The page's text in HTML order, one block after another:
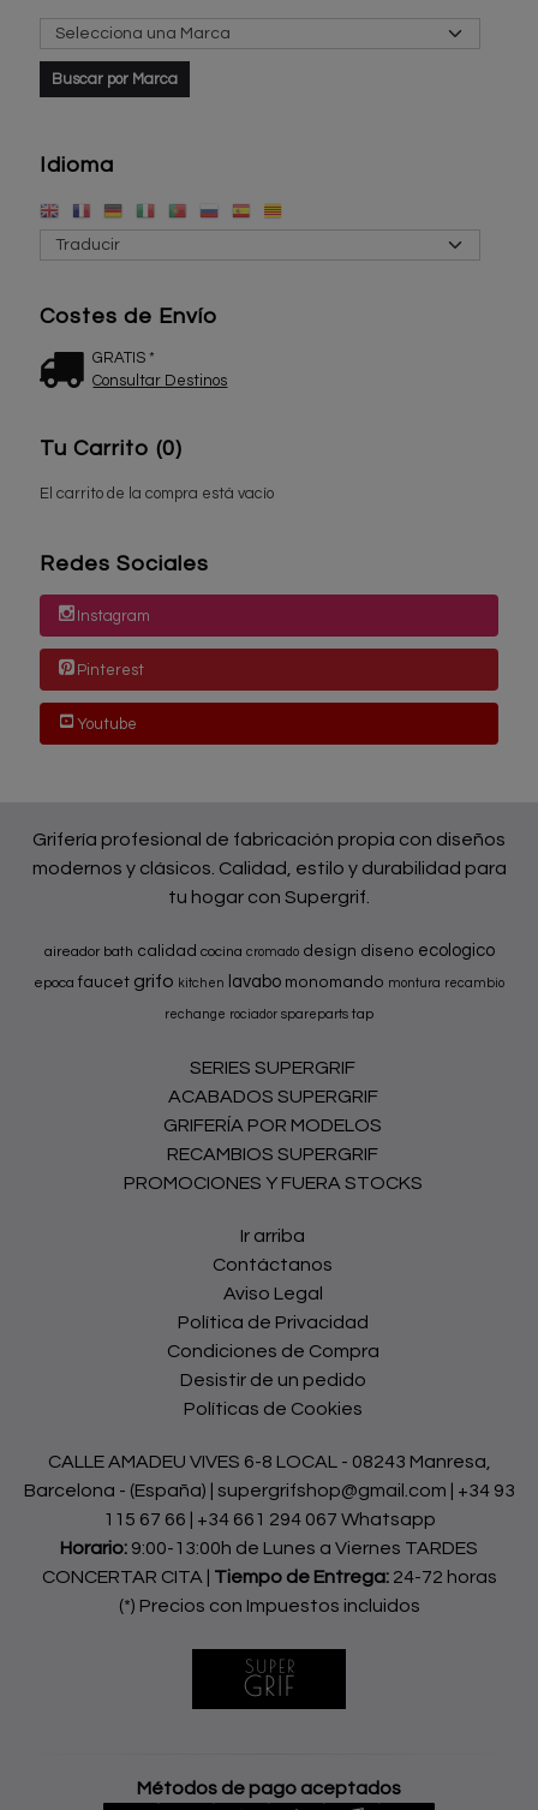
Idioma
Costes de Envío
GRATIS *
Consultar Destinos
Tu Carrito (0)
El carrito de la compra está vacío
Redes Sociales
Instagram
Pinterest
Youtube
Grifería profesional de fabricación propia con diseños
modernos y clásicos. Calidad, estilo y durabilidad para
tu hogar con Supergrif.
aireador bath calidad cocina cromado design diseno ecologico
epoca faucet grifo kitchen lavabo monomando montura recambio
rechange rociador spareparts tap
SERIES SUPERGRIF
ACABADOS SUPERGRIF
GRIFERÍA POR MODELOS
RECAMBIOS SUPERGRIF
PROMOCIONES Y FUERA STOCKS
Ir arriba
Contáctanos
Aviso Legal
Política de Privacidad
Condiciones de Compra
Desistir de un pedido
Políticas de Cookies
CALLE AMADEU VIVES 6-8 LOCAL - 08243 Manresa,
Barcelona - (España) | supergrifshop@gmail.com | +34 93
115 67 66
+34 661 294 067 Whatsapp
Horario: 9:00-13:00h de Lunes a Viernes TARDES
CONCERTAR CITA | Tiempo de Entrega: 24-72 horas
(*) Precios con Impuestos incluidos
Métodos de pago aceptados